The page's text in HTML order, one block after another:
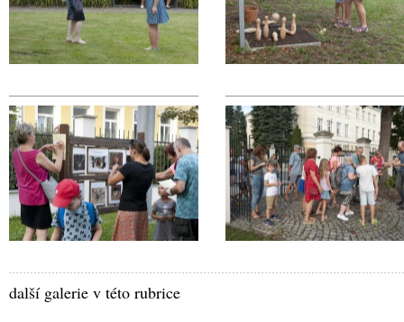
další galerie v této rubrice